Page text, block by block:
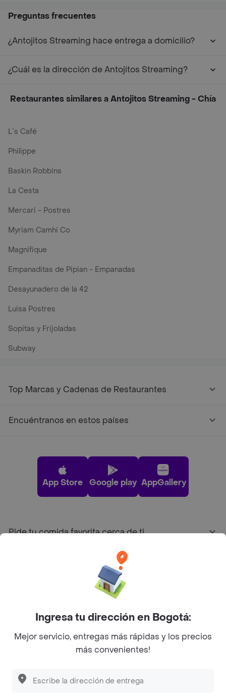
Preguntas frecuentes
¿Antojitos Streaming hace entrega a domicilio?
¿Cuál es la dirección de Antojitos Streaming?
Restaurantes similares a Antojitos Streaming - Chía
L´s Café
Philippe
Baskin Robbins
La Cesta
Mercari - Postres
Myriam Camhi Co
Magnifique
Empanaditas de Pipian - Empanadas
Desayunadero de la 42
Luisa Postres
Sopitas y Frijoladas
Subway
Top Marcas y Cadenas de Restaurantes
Encuéntranos en estos países
App Store Google play AppGallery
Pide tu comida favorita cerca de ti
Sobre Rappi
Facebook
Twitter
Instagram
©2026Rappi Inc. All rights reserved.
Ingresa tu dirección en Bogotá:
Mejor servicio, entregas más rápidas y los precios
más convenientes!